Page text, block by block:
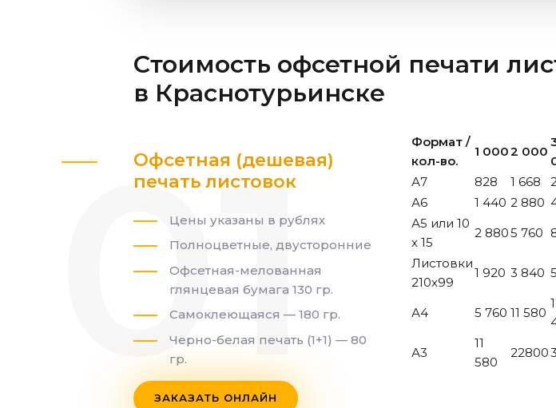
Стоимость офсетной печати
в Краснотурьинске
Офсетная (дешевая)
печать листовок
Цены указаны в рублях
Полноцветные, двусторонние
Офсетная-мелованная
глянцевая бумага 130 гр.
Самоклеющаяся — 180 гр.
Черно-белая печать (1+1) — 80
гр.
ЗАКАЗАТЬ ОНЛАЙН
Формат /
кол-во.
1 0002 000
А7
828 1 668
А6
1 440 2 880
А5 или 10
х 15
2 8805 760
Листовки
210х99
1 920 3 840
А4
5 760 11 580
А3
11
580
22800